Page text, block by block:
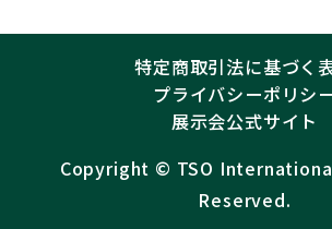
特定商取引法に基づく
プライバシーポリシ
展示会公式サイト
Copyright ©︎ TSO
Reserved.